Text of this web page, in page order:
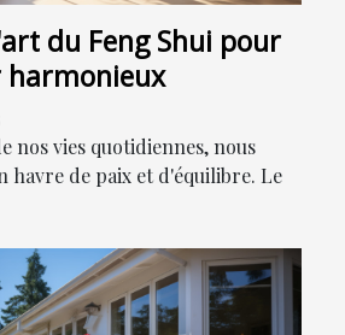
du Feng Shui pour
nos vies quotidiennes, nous
havre de paix et d'équilibre. Le